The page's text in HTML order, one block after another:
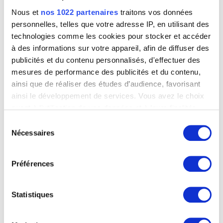
Nous et nos 1022 partenaires traitons vos données
personnelles, telles que votre adresse IP, en utilisant des
technologies comme les cookies pour stocker et accéder
à des informations sur votre appareil, afin de diffuser des
publicités et du contenu personnalisés, d'effectuer des
mesures de performance des publicités et du contenu,
ainsi que de réaliser des études d’audience, favorisant
ainsi le développement de services. Vous avez le choix
quant à l'utilisation de vos données et à leurs finalités.
tout moment en consultant la Déclaration relative aux
cookies ou en cliquant sur l'icône de confidentialité.
Si vous le permettez, nous aimerions également :
géographique qui peuvent être précises à plusieurs
mètres près
pour en relever les caractéristiques spécifiques
Nécessaires
Préférences
Statistiques